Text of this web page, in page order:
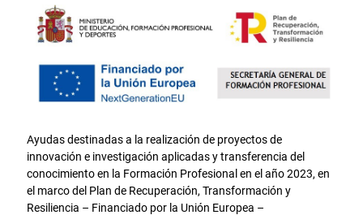
Ayudas destinadas a la realización de proyectos de
innovación e investigación aplicadas y transferencia del
conocimiento en la Formación Profesional en el año 2023, en
el marco del Plan de Recuperación, Transformación y
Resiliencia – Financiado por la Unión Europea –